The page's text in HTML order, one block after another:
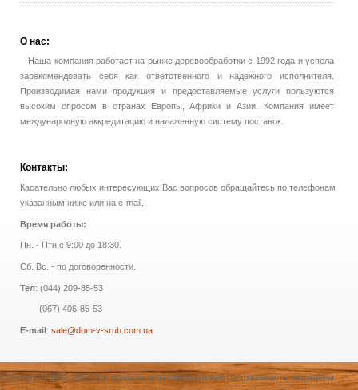
О нас:
Наша компания работает на рынке деревообработки с 1992 года и успела
зарекомендовать себя как ответственного и надежного исполнителя.
Производимая нами продукция и предоставляемые услуги пользуются
высоким спросом в странах Европы, Африки и Азии. Компания имеет
международную аккредитацию и налаженную систему поставок.
Контакты:
Касательно любых интересующих Вас вопросов обращайтесь по телефонам
указанным ниже или на e-mail.
Время работы:
Пн. - Птн.с 9:00 до 18:30.
Сб. Вс. - по договоренности.
Тел: (044) 209-85-53
(067) 406-85-53
E-mail: sale@dom-v-srub.com.ua
Copyright © 1992-2016 Все права на интеллектуальную собственность защищены.